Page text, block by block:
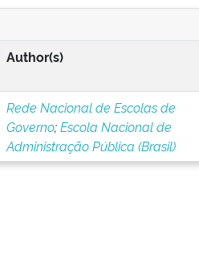
Author(s)
Rede Nacional de Escolas de
Governo;Escola Nacional de
Administração Pública (Brasil)